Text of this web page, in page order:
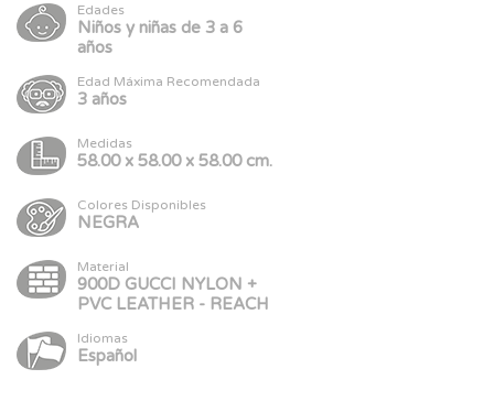
Edades
Niños y niñas de 3 a 6
años
Edad Máxima Recomendada
3 años
Medidas
58.00 x 58.00 x 58.00 cm.
Colores Disponibles
NEGRA
Material
900D GUCCI NYLON +
PVC LEATHER - REACH
Idiomas
Español